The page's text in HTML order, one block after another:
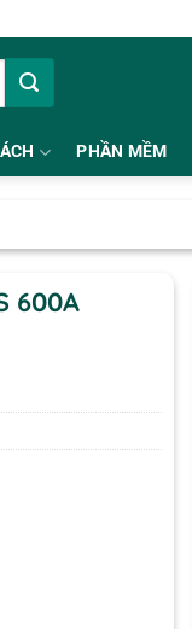
PHẦN MỀM
600A